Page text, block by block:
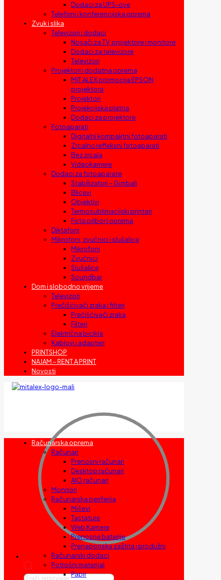
Dodaci za UPS-ove
Telefoni i konferencijska oprema
Zvuk i slika
Televizori i dodaci
Nosači za TV, projektore i monitore
Dodaci za televizore
Televizori
Projektori i dodatna oprema
MIT ALEX promocija EPSON
projektora
Projektori
Projekcijska platna
Dodaci za projektore
Fotoaparati
Digitalni kompaktni fotoaparati
Zrcalno refleksni fotoaparati
Bez zrcala
Videokamere
Dodaci za fotoaparate
Stabilizatori – Gimbali
Blicevi
Objektivi
Termosublimacijski printeri
Foto pribor i oprema
Diktafoni
Mikrofoni, zvučnici i slušalice
Mikrofoni
Zvučnici
Slušalice
Soundbar
Dom i slobodno vrijeme
Televizori
Prečišćivači zraka i filteri
Prečišćivači zraka
Filteri
Električna bicikla
Kablovi i adapteri
PRINTSHOP
NAJAM – RENT A PRINT
Novosti
Products
Računarska oprema
Računari
Prenosni računari
Desktop računari
AIO računari
Monitori
Računarska periferija
Miševi
Tastature
Web Kamere
Prenosne baterije
Prenaponska zaštita i produžni
Računarski dodaci
Potrošni materijal
Papir